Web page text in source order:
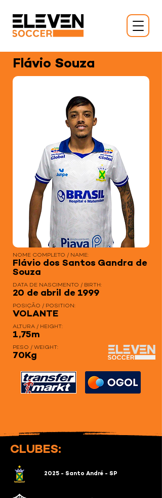
Flávio Souza
NOME COMPLETO / NAME:
Flávio dos Santos Gandra de
Souza
DATA DE NASCIMENTO / BIRTH:
20 de abril de 1999
POSIÇÃO / POSITION:
VOLANTE
ALTURA / HEIGHT:
1,75m
PESO / WEIGHT:
70Kg
CLUBES:
2025 - Santo André - SP